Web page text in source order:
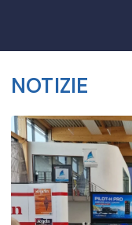
NOTIZIE